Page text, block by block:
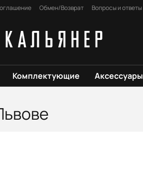
Обмен/Возврат
Вопросы и ответы
Комплектующие Аксессуары